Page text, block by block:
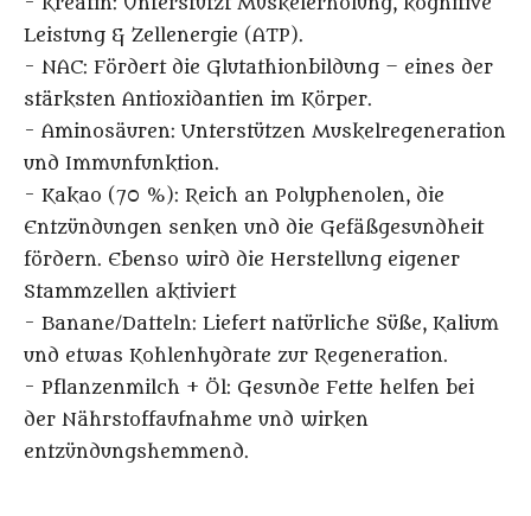
Leistung & Zellenergie (ATP).
- NAC: Fördert die Glutathionbildung – eines der
stärksten Antioxidantien im Körper.
- Aminosäuren: Unterstützen Muskelregeneration
und Immunfunktion.
- Kakao (70 %): Reich an Polyphenolen, die
Entzündungen senken und die Gefäßgesundheit
fördern. Ebenso wird die Herstellung eigener
Stammzellen aktiviert
- Banane/Datteln: Liefert natürliche Süße, Kalium
und etwas Kohlenhydrate zur Regeneration.
- Pflanzenmilch + Öl: Gesunde Fette helfen bei
der Nährstoffaufnahme und wirken
entzündungshemmend.